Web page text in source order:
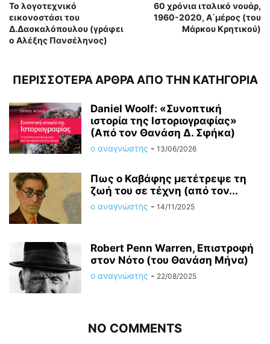
Το λογοτεχνικό
εικονοστάσι του
Δ.Δασκαλόπουλου (γράφει
ο Αλέξης Πανσέληνος)
60 χρόνια ιταλικό νουάρ,
1960-2020, Α΄μέρος (του
Μάρκου Κρητικού)
ΠΕΡΙΣΣΟΤΕΡΑ ΑΡΘΡΑ ΑΠΟ ΤΗΝ ΚΑΤΗΓΟΡΙΑ
Daniel Woolf: «Συνοπτική
ιστορία της Ιστοριογραφίας»
(Από τον Θανάση Δ. Σφήκα)
ο αναγνώστης - 13/06/2026
Πως ο Καβάφης μετέτρεψε τη
ζωή του σε τέχνη (από τον...
ο αναγνώστης - 14/11/2025
Robert Penn Warren, Επιστροφή
στον Νότο (του Θανάση Μήνα)
ο αναγνώστης - 22/08/2025
NO COMMENTS